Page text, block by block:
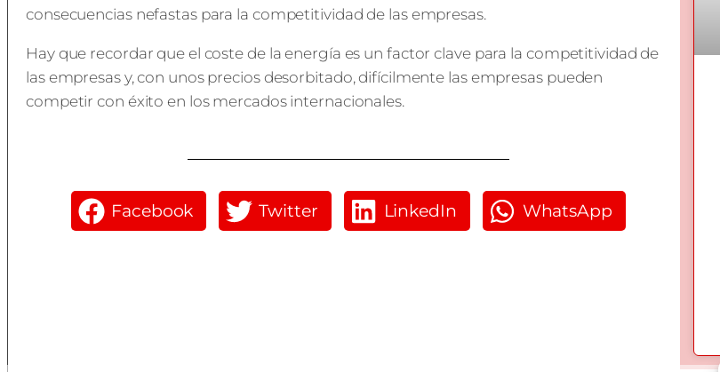
consecuencias nefastas para la competitividad de las empresas.
Hay que recordar que el coste de la energía es un factor clave para la competitividad de
las empresas y, con unos precios desorbitado, difícilmente las empresas pueden
competir con éxito en los mercados internacionales.
Facebook Twitter LinkedIn WhatsApp